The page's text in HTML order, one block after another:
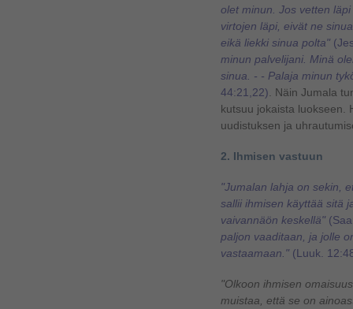
olet minun. Jos vetten
virtojen läpi, eivät ne
eikä liekki sinua polta"
minun palvelijani. Minä
sinua. - - Palaja minun
44:21,22) . Näin Jumala
kutsuu jokaista luokseen.
uudistuksen ja
2. Ihmisen vastuun
"Jumalan lahja on sekin,
sallii ihmisen käyttää sitä
vaivannäön keskellä" (
paljon vaaditaan, ja jolle
vastaamaan." (Luuk.
"Olkoon ihmisen
muistaa, että se on